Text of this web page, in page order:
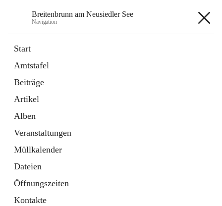
Breitenbrunn am Neusiedler See
Navigation
Start
Amtstafel
Beiträge
Artikel
Alben
Veranstaltungen
Müllkalender
Dateien
Öffnungszeiten
Kontakte
18 Schnellzugriffe
Gemeindeservice